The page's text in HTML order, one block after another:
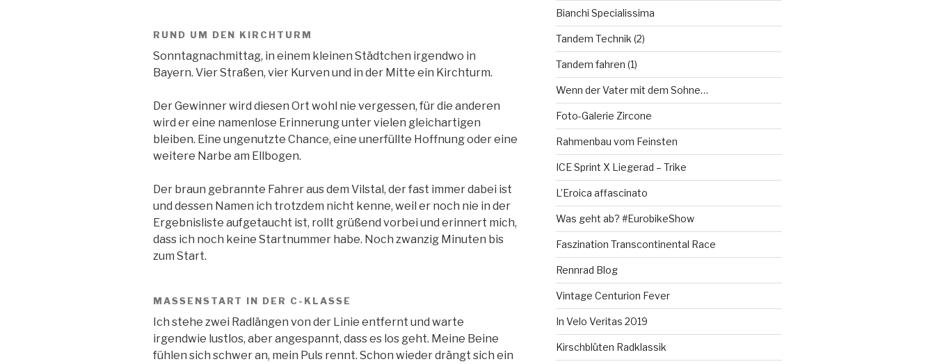
RUND UM DEN KIRCHTURM
Sonntagnachmittag, in einem kleinen Städtchen irgendwo in
Bayern. Vier Straßen, vier Kurven und in der Mitte ein Kirchturm.
Der Gewinner wird diesen Ort wohl nie vergessen, für die anderen
wird er eine namenlose Erinnerung unter vielen gleichartigen
bleiben. Eine ungenutzte Chance, eine unerfüllte Hoffnung oder eine
weitere Narbe am Ellbogen.
Der braun gebrannte Fahrer aus dem Vilstal, der fast immer dabei ist
und dessen Namen ich trotzdem nicht kenne, weil er noch nie in der
Ergebnisliste aufgetaucht ist, rollt grüßend vorbei und erinnert mich,
dass ich noch keine Startnummer habe. Noch zwanzig Minuten bis
zum Start.
MASSENSTART IN DER C-KLASSE
Ich stehe zwei Radlängen von der Linie entfernt und warte
irgendwie lustlos, aber angespannt, dass es los geht. Meine Beine
fühlen sich schwer an, mein Puls rennt. Schon wieder drängt sich ein
Bianchi Specialissima
Tandem Technik (2)
Tandem fahren (1)
Wenn der Vater mit dem Sohne…
Foto-Galerie Zircone
Rahmenbau vom Feinsten
ICE Sprint X Liegerad – Trike
L’Eroica affascinato
Was geht ab? #EurobikeShow
Faszination Transcontinental Race
Rennrad Blog
Vintage Centurion Fever
In Velo Veritas 2019
Kirschblüten Radklassik